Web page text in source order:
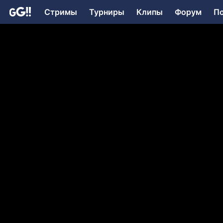
Стримы Турниры Клипы Форум